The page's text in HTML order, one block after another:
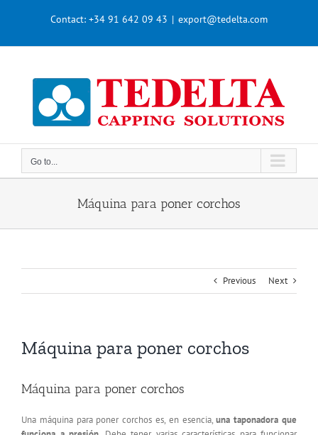
Contact: +34 91 642 09 43 | export@tedelta.com
Go to...
Máquina para poner corchos
Previous Next
Máquina para poner corchos
Máquina para poner corchos
Una máquina para poner corchos es, en esencia,una taponadora que